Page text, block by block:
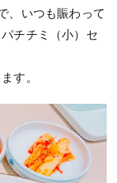
、いつも賑わって
チチミ（小）セ
す。